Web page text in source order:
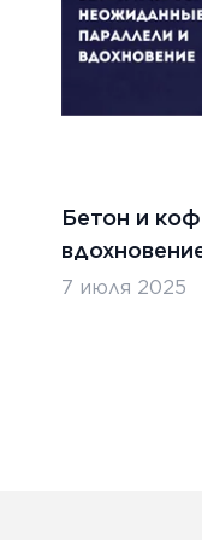
Бетон и
7 июля 2025